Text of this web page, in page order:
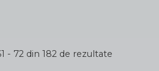
- 72 din 182 de rezultateSortat